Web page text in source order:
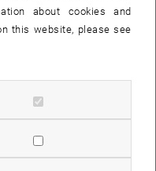
ihre Ware verkaufen.
Bewerbung unterstützt Sie
der Bezirksvorstehung
Resselgasse
mit dabei. Es gibt noch
einen Platz im Campus
um Ihre Ware zu
about cookies and
this website, please see
cookies
statistic cookies